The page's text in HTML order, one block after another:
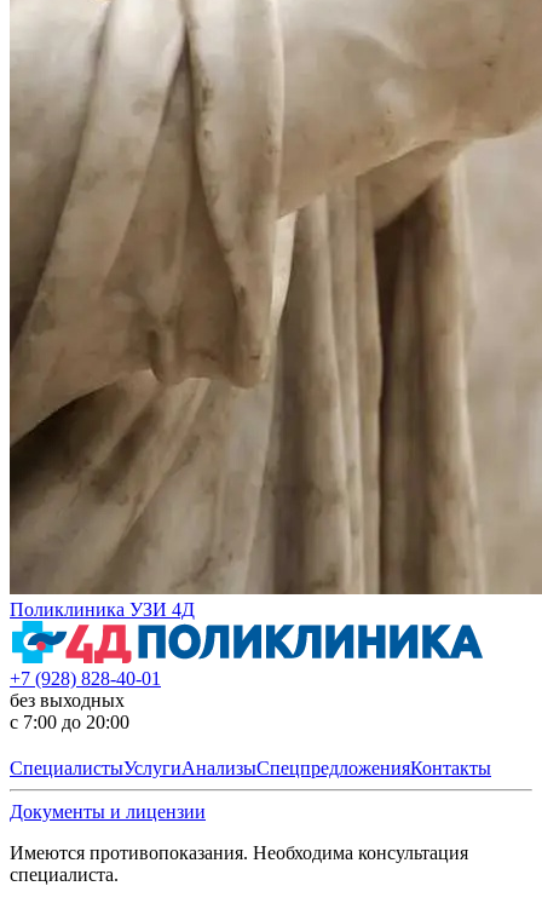
Поликлиника УЗИ 4Д
+7 (928) 828-40-01
без выходных
с 7:00 до 20:00
СпециалистыУслугиАнализыСпецпредложенияКонтакты
Документы и лицензии
Имеются противопоказания. Необходима консультация
специалиста.